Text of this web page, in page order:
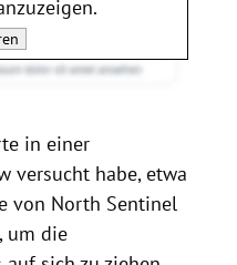
in einer
versucht habe, etwa
von North Sentinel
um die